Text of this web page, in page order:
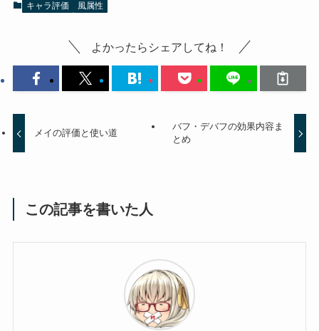
キャラ評価 風属性
よかったらシェアしてね！
メイの評価と使い道
バフ・デバフの効果内容ま
とめ
この記事を書いた人